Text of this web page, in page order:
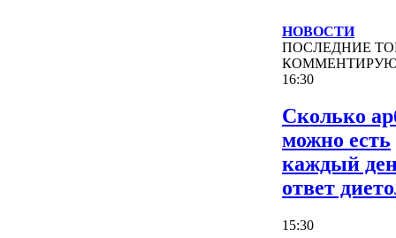
НОВОСТИ
ПОСЛЕДНИЕ
16:30
Сколько
можно есть
каждый
ответ
15:30